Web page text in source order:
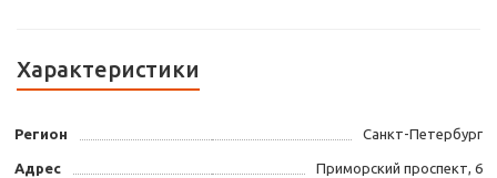
Характеристики
Регион Санкт-Петербург
Адрес Приморский проспект, 6